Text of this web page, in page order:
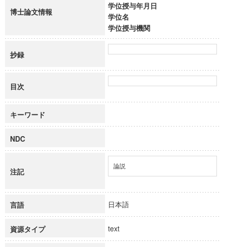
博士論文情報
学位授与年月日
学位名
学位授与機関
抄録
目次
キーワード
NDC
注記
論説
言語 日本語
資源タイプ text